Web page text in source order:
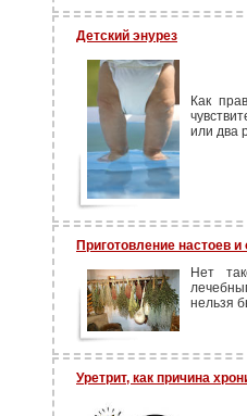
Детский энурез
Как
или два
Приготовление настоев
Нет
нельзя
Уретрит, как причина